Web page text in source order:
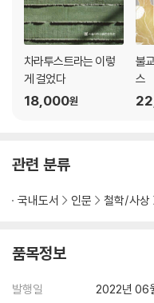
나가는 글 프롬 읽기를 통해 새
차라투스트라는 이렇
게 걸었다
18,000원
불
스
관련 분류
국내도서 인문 철학/사상
품목정보
발행일
2022년 06